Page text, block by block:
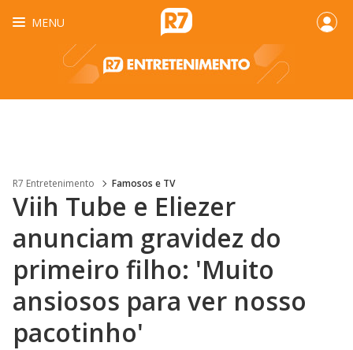
MENU
R7 Entretenimento Famosos e TV
Viih Tube e Eliezer
anunciam gravidez do
primeiro filho: 'Muito
ansiosos para ver nosso
pacotinho'